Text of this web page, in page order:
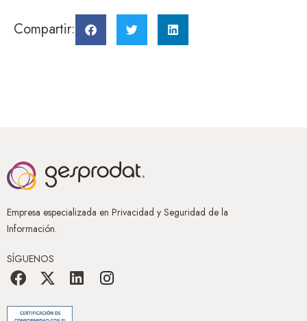
Compartir:
Empresa especializada en Privacidad y Seguridad de la
Información.
SÍGUENOS